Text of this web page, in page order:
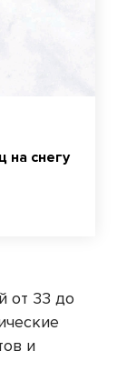
на снегу
от 33 до
и